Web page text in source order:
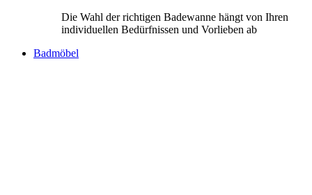
Die Wahl der richtigen Badewanne hängt von Ihren
individuellen Bedürfnissen und Vorlieben ab
Badmöbel